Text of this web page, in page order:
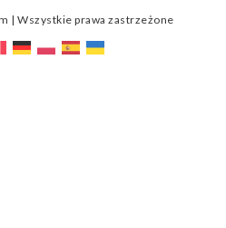
| Wszystkie prawa zastrzeżone